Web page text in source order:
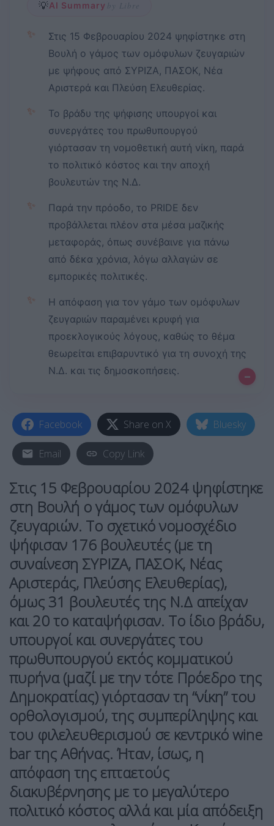
💡AI Summary by Libre
✨
Στις 15 Φεβρουαρίου 2024 ψηφίστηκε στη
Βουλή ο γάμος των ομόφυλων ζευγαριών
με ψήφους από ΣΥΡΙΖΑ, ΠΑΣΟΚ, Νέα
Αριστερά και Πλεύση Ελευθερίας.
✨
Το βράδυ της ψήφισης υπουργοί και
συνεργάτες του πρωθυπουργού
γιόρτασαν τη νομοθετική αυτή νίκη, παρά
το πολιτικό κόστος και την αποχή
βουλευτών της Ν.Δ.
✨
Παρά την πρόοδο, το PRIDE δεν
προβάλλεται πλέον στα μέσα μαζικής
μεταφοράς, όπως συνέβαινε για πάνω
από δέκα χρόνια, λόγω αλλαγών σε
εμπορικές πολιτικές.
✨
Η απόφαση για τον γάμο των ομόφυλων
ζευγαριών παραμένει κρυφή για
προεκλογικούς λόγους, καθώς το θέμα
θεωρείται επιβαρυντικό για τη συνοχή της
Ν.Δ. και τις δημοσκοπήσεις.
–
Facebook Share on X Bluesky
Email Copy Link
Στις 15 Φεβρουαρίου 2024 ψηφίστηκε
στη Βουλή ο γάμος των ομόφυλων
ζευγαριών. Το σχετικό νομοσχέδιο
ψήφισαν 176 βουλευτές (με τη
συναίνεση ΣΥΡΙΖΑ, ΠΑΣΟΚ, Νέας
Αριστεράς, Πλεύσης Ελευθερίας),
όμως 31 βουλευτές της Ν.Δ απείχαν
και 20 το καταψήφισαν. Το ίδιο βράδυ,
υπουργοί και συνεργάτες του
πρωθυπουργού εκτός κομματικού
πυρήνα (μαζί με την τότε Πρόεδρο της
Δημοκρατίας) γιόρτασαν τη “νίκη” του
ορθολογισμού, της συμπερίληψης και
του φιλελευθερισμού σε κεντρικό wine
bar της Αθήνας. Ήταν, ίσως, η
απόφαση της επταετούς
διακυβέρνησης με το μεγαλύτερο
πολιτικό κόστος αλλά και μία απόδειξη